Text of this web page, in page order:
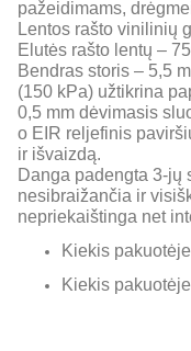
pažeidimams,
Lentos rašto vinilinių
Elutės rašto lentų –
Bendras storis – 5,5
(150 kPa) užtikrina
0,5 mm dėvimasis
o EIR reljefinis
ir išvaizdą.
Danga padengta 3-jų
nesibraižančia ir
nepriekaištinga net
Kiekis
Kiekis